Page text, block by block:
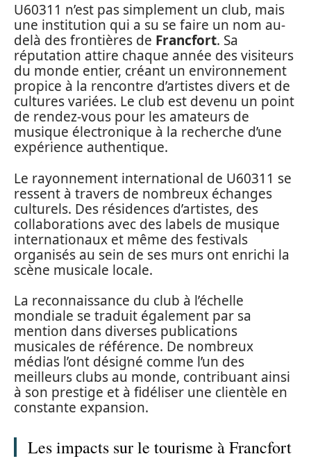
U60311 n’est pas simplement un club, mais
une institution qui a su se faire un nom au-
delà des frontières de Francfort. Sa
réputation attire chaque année des visiteurs
du monde entier, créant un environnement
propice à la rencontre d’artistes divers et de
cultures variées. Le club est devenu un point
de rendez-vous pour les amateurs de
musique électronique à la recherche d’une
expérience authentique.
Le rayonnement international de U60311 se
ressent à travers de nombreux échanges
culturels. Des résidences d’artistes, des
collaborations avec des labels de musique
internationaux et même des festivals
organisés au sein de ses murs ont enrichi la
scène musicale locale.
La reconnaissance du club à l’échelle
mondiale se traduit également par sa
mention dans diverses publications
musicales de référence. De nombreux
médias l’ont désigné comme l’un des
meilleurs clubs au monde, contribuant ainsi
à son prestige et à fidéliser une clientèle en
constante expansion.
Les impacts sur le tourisme à Francfort